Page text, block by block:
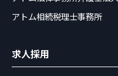
アトム相続税理士事務所
求人採用